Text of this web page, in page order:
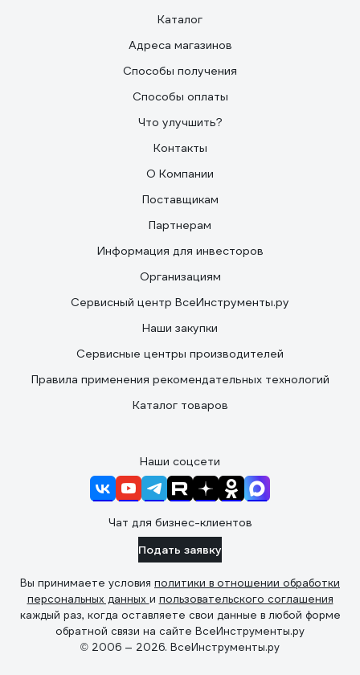
Каталог
Адреса магазинов
Способы получения
Способы оплаты
Что улучшить?
Контакты
О Компании
Поставщикам
Партнерам
Информация для инвесторов
Организациям
Сервисный центр ВсеИнструменты.ру
Наши закупки
Сервисные центры производителей
Правила применения рекомендательных технологий
Каталог товаров
Наши соцсети
Чат для бизнес-клиентов
Подать заявку
Вы принимаете условия политики в отношении обработки
персональных данных и пользовательского соглашения
каждый раз, когда оставляете свои данные в любой форме
обратной связи на сайте ВсеИнструменты.ру
© 2006 — 2026. ВсеИнструменты.ру